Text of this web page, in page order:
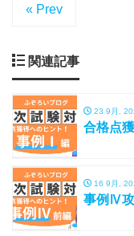
« Prev
関連記事
23 9月,
合格点
16 9月,
事例Ⅳ攻